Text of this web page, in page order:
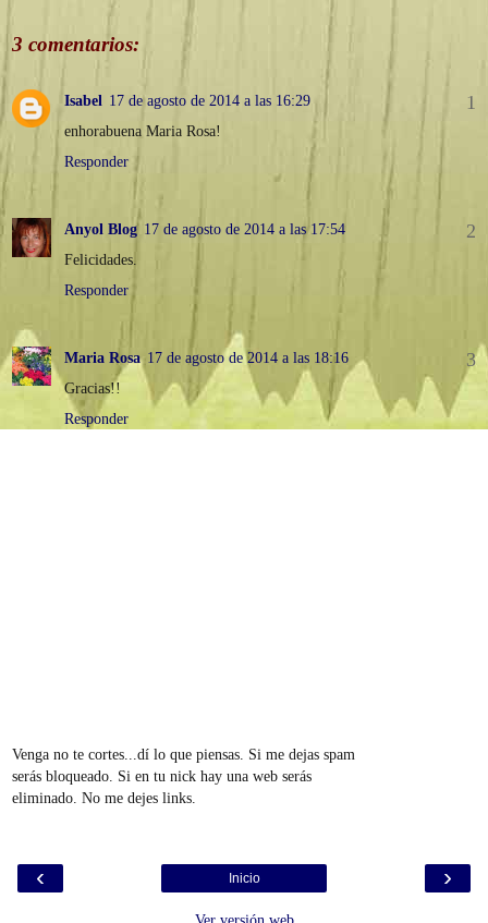
3 comentarios:
Isabel 17 de agosto de 2014 a las 16:29
enhorabuena Maria Rosa!
Responder
Anyol Blog 17 de agosto de 2014 a las 17:54
Felicidades.
Responder
Maria Rosa 17 de agosto de 2014 a las 18:16
Gracias!!
Responder
Venga no te cortes...dí lo que piensas. Si me dejas spam
serás bloqueado. Si en tu nick hay una web serás
eliminado. No me dejes links.
‹ ›
Inicio